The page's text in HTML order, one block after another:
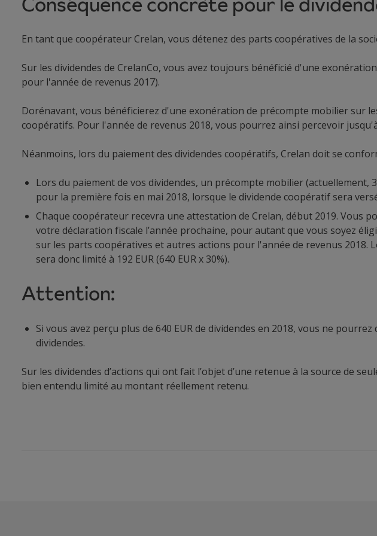
En tant que coopérateur Crelan, vous détenez des parts coopératives de la
Sur les dividendes de CrelanCo, vous avez toujours bénéficié d'une
pour l'année de revenus 2017).
Dorénavant, vous bénéficierez d'une exonération de précompte mobilier sur
coopératifs. Pour l'année de revenus 2018, vous pourrez ainsi percevoir
Néanmoins, lors du paiement des dividendes coopératifs, Crelan doit se
Lors du paiement de vos dividendes, un précompte mobilier
pour la première fois en mai 2018, lorsque le dividende coopératif sera
Chaque coopérateur recevra une attestation de Crelan, début 2019. Vous
votre déclaration fiscale l’année prochaine, pour autant que vous soyez
sur les parts coopératives et autres actions pour l'année de revenus
sera donc limité à 192 EUR (640 EUR x 30%).
Attention:
Si vous avez perçu plus de 640 EUR de dividendes en 2018, vous ne
dividendes.
Sur les dividendes d’actions qui ont fait l’objet d’une retenue à la source de
bien entendu limité au montant réellement retenu.